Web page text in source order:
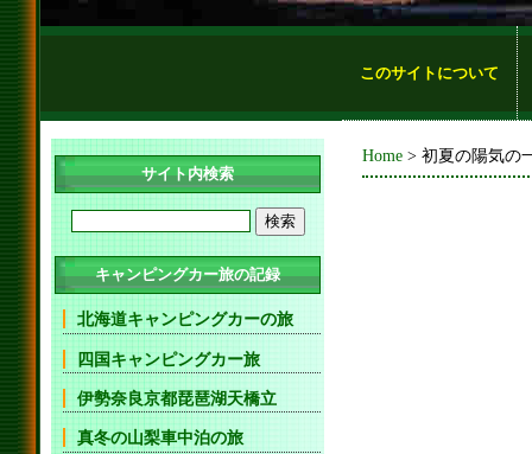
このサイトについて
Home > 初夏の陽気の
サイト内検索
キャンピングカー旅の記録
北海道キャンピングカーの旅
四国キャンピングカー旅
伊勢奈良京都琵琶湖天橋立
真冬の山梨車中泊の旅